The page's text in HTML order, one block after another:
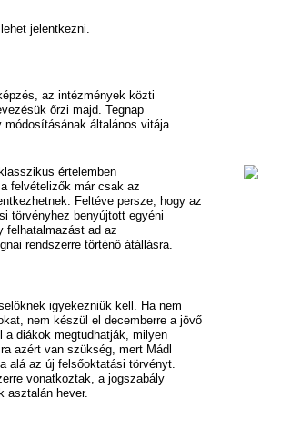
jelentkezni.
az intézmények közti
őrzi majd. Tegnap
általános vitája.
értelemben
felvételizők már csak az
Feltéve persze, hogy az
törvényhez benyújtott egyéni
felhatalmazást ad az
rendszerre történő átállásra.
igyekezniük kell. Ha nem
nem készül el decemberre a jövő
diákok megtudhatják, milyen
azért van szükség, mert Mádl
alá az új felsőoktatási törvényt.
vonatkoztak, a jogszabály
asztalán hever.